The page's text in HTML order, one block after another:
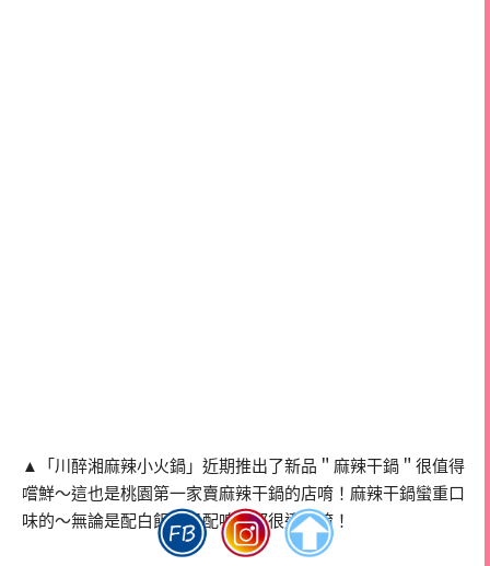
▲「川醉湘麻辣小火鍋」近期推出了新品＂麻辣干鍋＂很值得
嚐鮮～這也是桃園第一家賣麻辣干鍋的店唷！麻辣干鍋蠻重口
味的～無論是配白飯或是配啤酒都很適合唷！